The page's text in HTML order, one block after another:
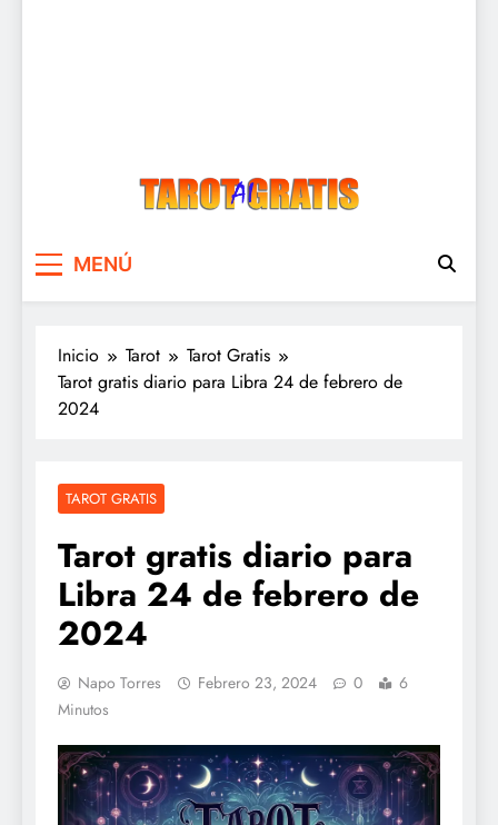
MENÚ
Inicio Tarot
Tarot Gratis
Tarot gratis diario para Libra 24 de febrero de
2024
TAROT GRATIS
Tarot gratis diario para
Libra 24 de febrero de
2024
Napo Torres Febrero 23, 2024 0
6
Minutos